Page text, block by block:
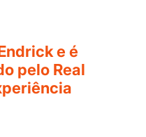
e é
pelo Real